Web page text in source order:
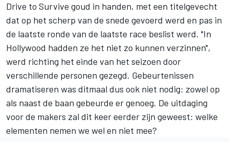
Drive to Survive goud in handen, met een titelgevecht
dat op het scherp van de snede gevoerd werd en pas in
de laatste ronde van de laatste race beslist werd. "In
Hollywood hadden ze het niet zo kunnen verzinnen",
werd richting het einde van het seizoen door
verschillende personen gezegd. Gebeurtenissen
dramatiseren was ditmaal dus ook niet nodig: zowel op
als naast de baan gebeurde er genoeg. De uitdaging
voor de makers zal dit keer eerder zijn geweest: welke
elementen nemen we wel en niet mee?